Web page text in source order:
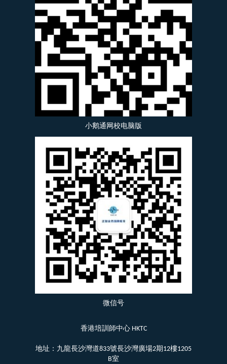
小鹅通网校电脑版
微信号
香港培訓師中心 HKTC
地址：九龍長沙灣道833號長沙灣廣場2期12樓1205
B室